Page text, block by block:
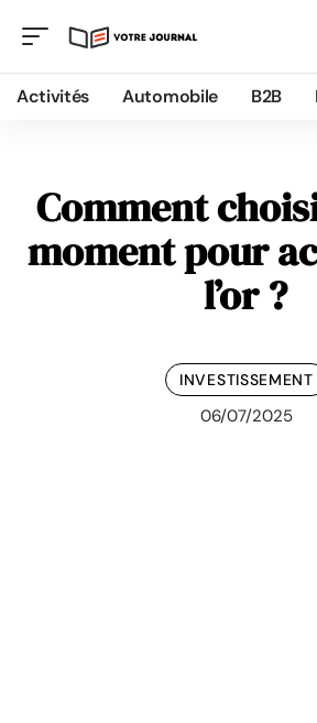
Activités Automobile B2B
Comment
moment pour
l’or ?
INVESTISSEMENT
06/07/2025